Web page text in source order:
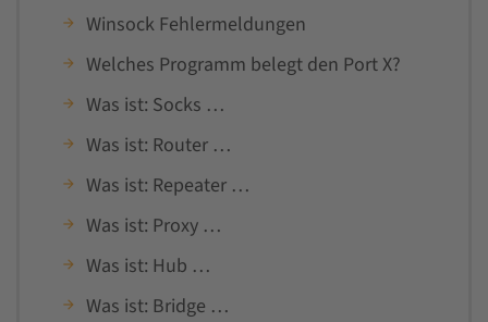
Winsock Fehlermeldungen
Welches Programm belegt den Port X?
Was ist: Socks …
Was ist: Router …
Was ist: Repeater …
Was ist: Proxy …
Was ist: Hub …
Was ist: Bridge …